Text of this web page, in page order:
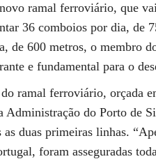
ramal ferroviário, que
36 comboios por dia, de
de 600 metros, o membro
e fundamental para o
ramal ferroviário, orçada
Administração do Porto de
duas primeiras linhas.
foram asseguradas